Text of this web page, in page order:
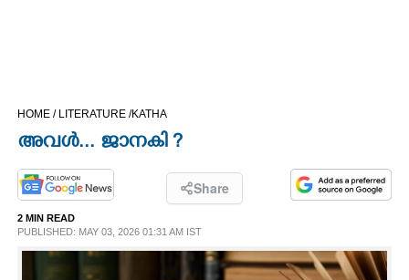
OPINION
PHOTOS
HOME / LITERATURE /KATHA
അവൾ... ജാനകി ?
Share
2 MIN READ
PUBLISHED: MAY 03, 2026 01:31 AM IST